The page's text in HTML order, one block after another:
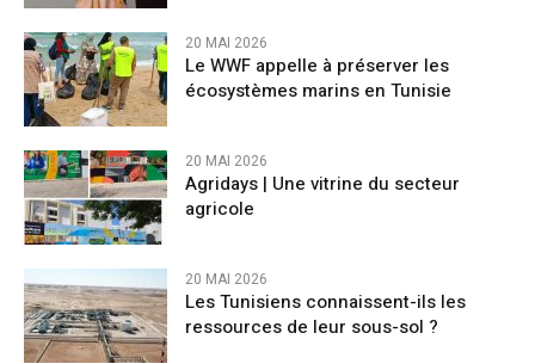
20 MAI 2026
Le WWF appelle à préserver les
écosystèmes marins en Tunisie
20 MAI 2026
Agridays | Une vitrine du secteur
agricole
20 MAI 2026
Les Tunisiens connaissent-ils les
ressources de leur sous-sol ?